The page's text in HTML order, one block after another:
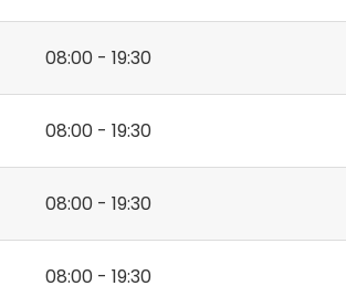
08:00 - 19:30
08:00 - 19:30
08:00 - 19:30
08:00 - 19:30